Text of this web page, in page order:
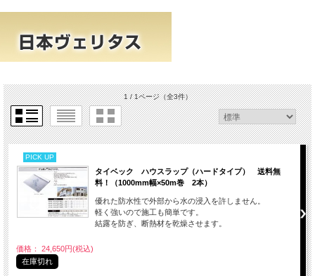
1 / 1ページ（全3件）
PICK UP
タイベック ハウスラップ（ハードタイプ） 送料無
料！（1000mm幅×50m巻 2本）
優れた防水性で外部から水の浸入を許しません。
軽く強いので施工も簡単です。
結露を防ぎ、断熱材を乾燥させます。
価格： 24,650円(税込)
在庫切れ